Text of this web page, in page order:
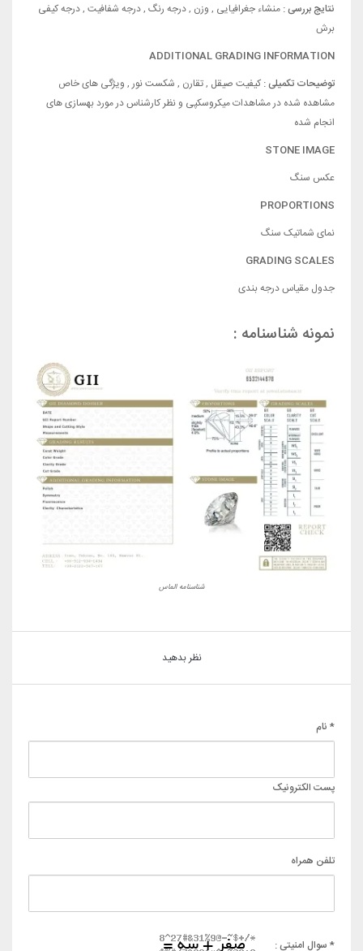
نتایج بررسی : منشاء جغرافیایی , وزن , درجه رنگ , درجه شفافیت , درجه کیفی
برش
ADDITIONAL GRADING INFORMATION
توضیحات تکمیلی : کیفیت صیقل , تقارن , شکست نور , ویژگی های خاص
مشاهده شده در مشاهدات میکروسکپی و نظر کارشناس در مورد بهسازی های
انجام شده
STONE IMAGE
عکس سنگ
PROPORTIONS
نمای شماتیک سنگ
GRADING SCALES
جدول مقیاس درجه بندی
نمونه شناسنامه :
شناسنامه الماس
نظر بدهید
* نام
پست الکترونیک
تلفن همراه
* سوال امنیتی :